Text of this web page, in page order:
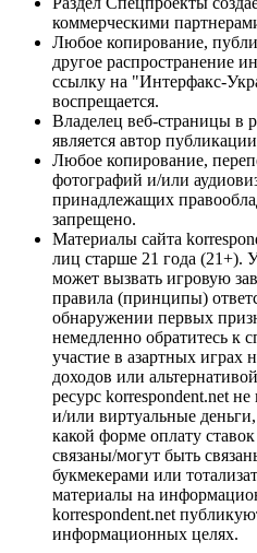
коммерческими
Любое копирование,
другое распространение
ссылку на "Интерфакс-
воспрещается.
Владелец веб-страницы в
является автор
Любое копирование,
фотографий и/или
принадлежащих
запрещено.
Материалы сайта
лиц старше 21 года (21+).
может вызвать игровую
правила (принципы)
обнаружении первых
немедленно обратитесь к
участие в азартных играх
доходов или
ресурс korrespondent.net
и/или виртуальные
какой форме оплату
связаны/могут быть
букмекерами или
материалы на
korrespondent.net
информационных целях.